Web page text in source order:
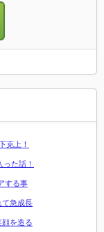
克上！
た話！
する事
て急成長
を造る